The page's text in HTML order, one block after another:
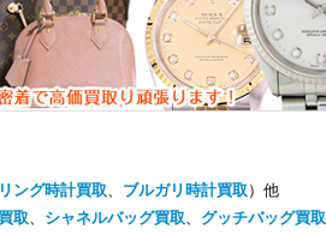
ング時計買取、 ブルガリ時計買取 ）他
取、 シャネルバッグ買取、 グッチバッグ買取